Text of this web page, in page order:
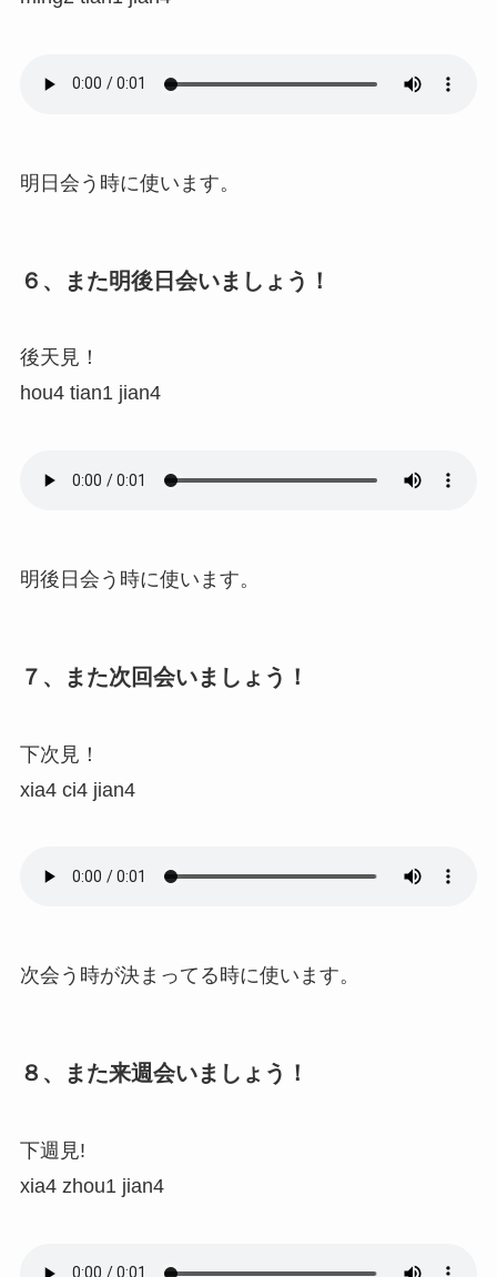
明日会う時に使います。
６、また明後日会いましょう！
後天見！
hou4 tian1 jian4
明後日会う時に使います。
７、また次回会いましょう！
下次見！
xia4 ci4 jian4
次会う時が決まってる時に使います。
８、また来週会いましょう！
下週見!
xia4 zhou1 jian4